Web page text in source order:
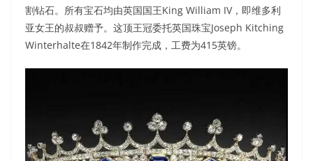
割钻石。所有宝石均由英国国王King William IV，即维多利
亚女王的叔叔赠予。这顶王冠委托英国珠宝Joseph Kitching
Winterhalte在1842年制作完成，工费为415英镑。